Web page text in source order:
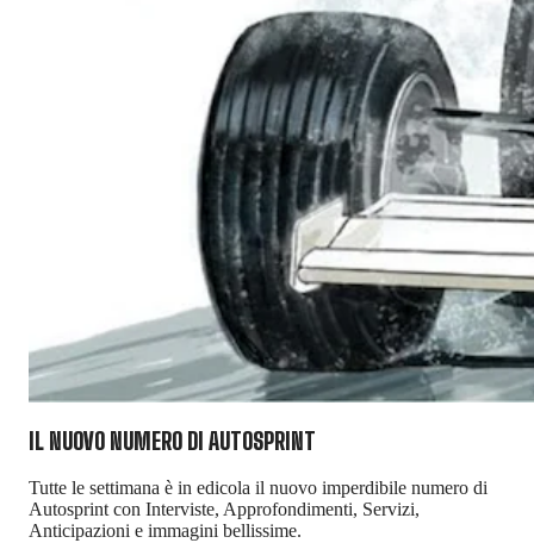
IL NUOVO NUMERO DI AUTOSPRINT
Tutte le settimana è in edicola il nuovo imperdibile numero di
Autosprint con Interviste, Approfondimenti, Servizi,
Anticipazioni e immagini bellissime.